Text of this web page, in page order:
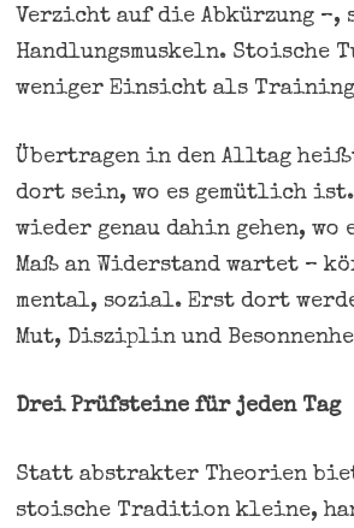
Verzicht auf die Abkürzung –,
Handlungsmuskeln. Stoische
weniger Einsicht als
Übertragen in den Alltag
dort sein, wo es gemütlich ist.
wieder genau dahin gehen, wo
Maß an Widerstand wartet –
mental, sozial. Erst dort
Mut, Disziplin und
Drei Prüfsteine für jeden Tag
Statt abstrakter Theorien
stoische Tradition kleine,